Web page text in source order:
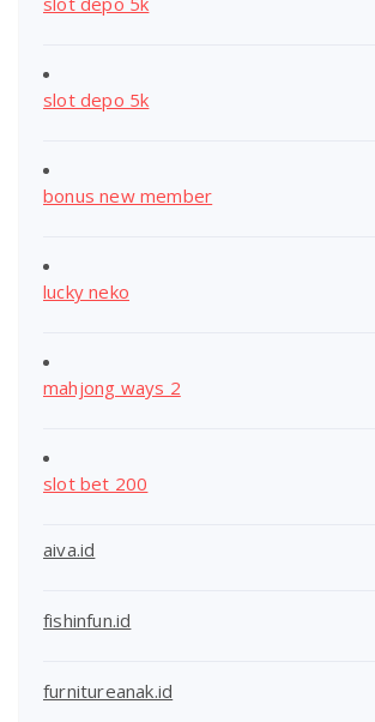
slot depo 5k
bonus new member
lucky neko
mahjong ways 2
slot bet 200
aiva.id
fishinfun.id
furnitureanak.id